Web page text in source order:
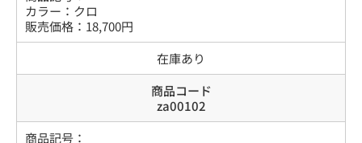
カラー ： クロ
販売価格： 18,700円
在庫あり
商品コード
za00102
商品記号：